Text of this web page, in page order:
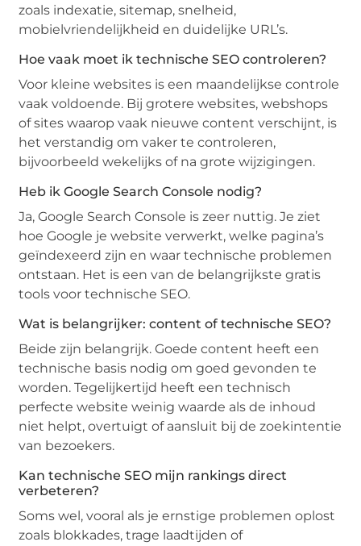
zoals indexatie, sitemap, snelheid,
mobielvriendelijkheid en duidelijke URL’s.
Hoe vaak moet ik technische SEO controleren?
Voor kleine websites is een maandelijkse controle
vaak voldoende. Bij grotere websites, webshops
of sites waarop vaak nieuwe content verschijnt, is
het verstandig om vaker te controleren,
bijvoorbeeld wekelijks of na grote wijzigingen.
Heb ik Google Search Console nodig?
Ja, Google Search Console is zeer nuttig. Je ziet
hoe Google je website verwerkt, welke pagina’s
geïndexeerd zijn en waar technische problemen
ontstaan. Het is een van de belangrijkste gratis
tools voor technische SEO.
Wat is belangrijker: content of technische SEO?
Beide zijn belangrijk. Goede content heeft een
technische basis nodig om goed gevonden te
worden. Tegelijkertijd heeft een technisch
perfecte website weinig waarde als de inhoud
niet helpt, overtuigt of aansluit bij de zoekintentie
van bezoekers.
Kan technische SEO mijn rankings direct
verbeteren?
Soms wel, vooral als je ernstige problemen oplost
zoals blokkades, trage laadtijden of